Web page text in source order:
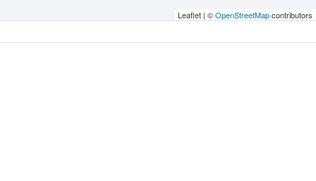
Leaflet | ©OpenStreetMapcontributors